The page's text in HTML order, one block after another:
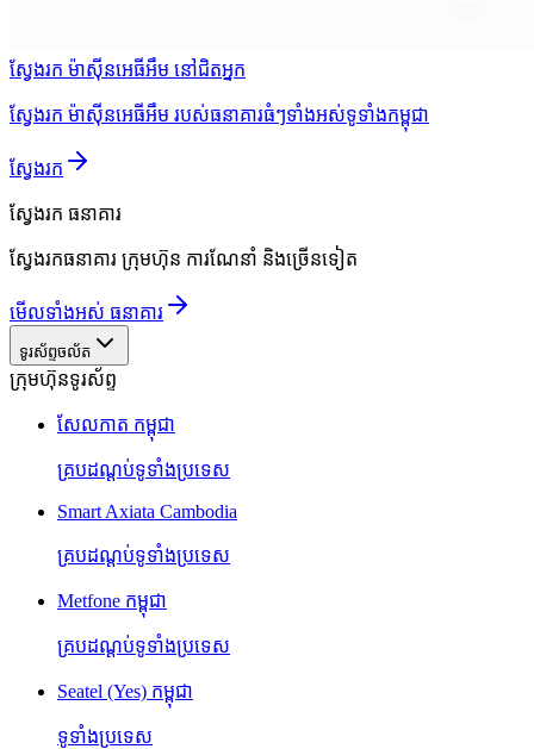
ស្វែងរក ម៉ាស៊ីនអេធីអឹម នៅជិតអ្នក
ស្វែងរក ម៉ាស៊ីនអេធីអឹម របស់ធនាគារធំៗទាំងអស់ទូទាំងកម្ពុជា
ស្វែងរក
ស្វែងរក ធនាគារ
ស្វែងរកធនាគារ ក្រុមហ៊ុន ការណែនាំ និងច្រើនទៀត
មើលទាំងអស់ ធនាគារ
ទូរស័ព្ទចល័ត
ក្រុមហ៊ុនទូរស័ព្ទ
សែលកាត កម្ពុជា
គ្របដណ្តប់ទូទាំងប្រទេស
Smart Axiata Cambodia
គ្របដណ្តប់ទូទាំងប្រទេស
Metfone កម្ពុជា
គ្របដណ្តប់ទូទាំងប្រទេស
Seatel (Yes) កម្ពុជា
ទូទាំងប្រទេស